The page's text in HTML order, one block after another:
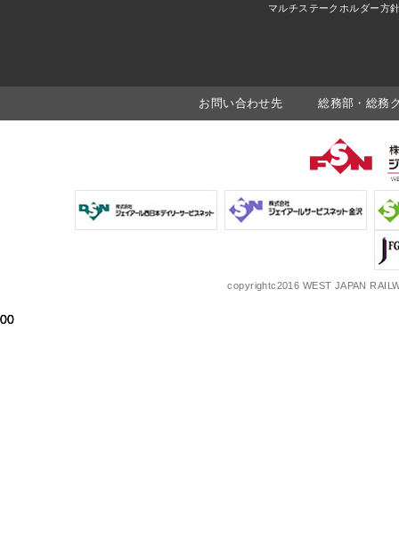
マルチステークホルダー方
お問い合わせ先 総務部・総務
copyrightc2016 WEST JAPAN
00
00
00